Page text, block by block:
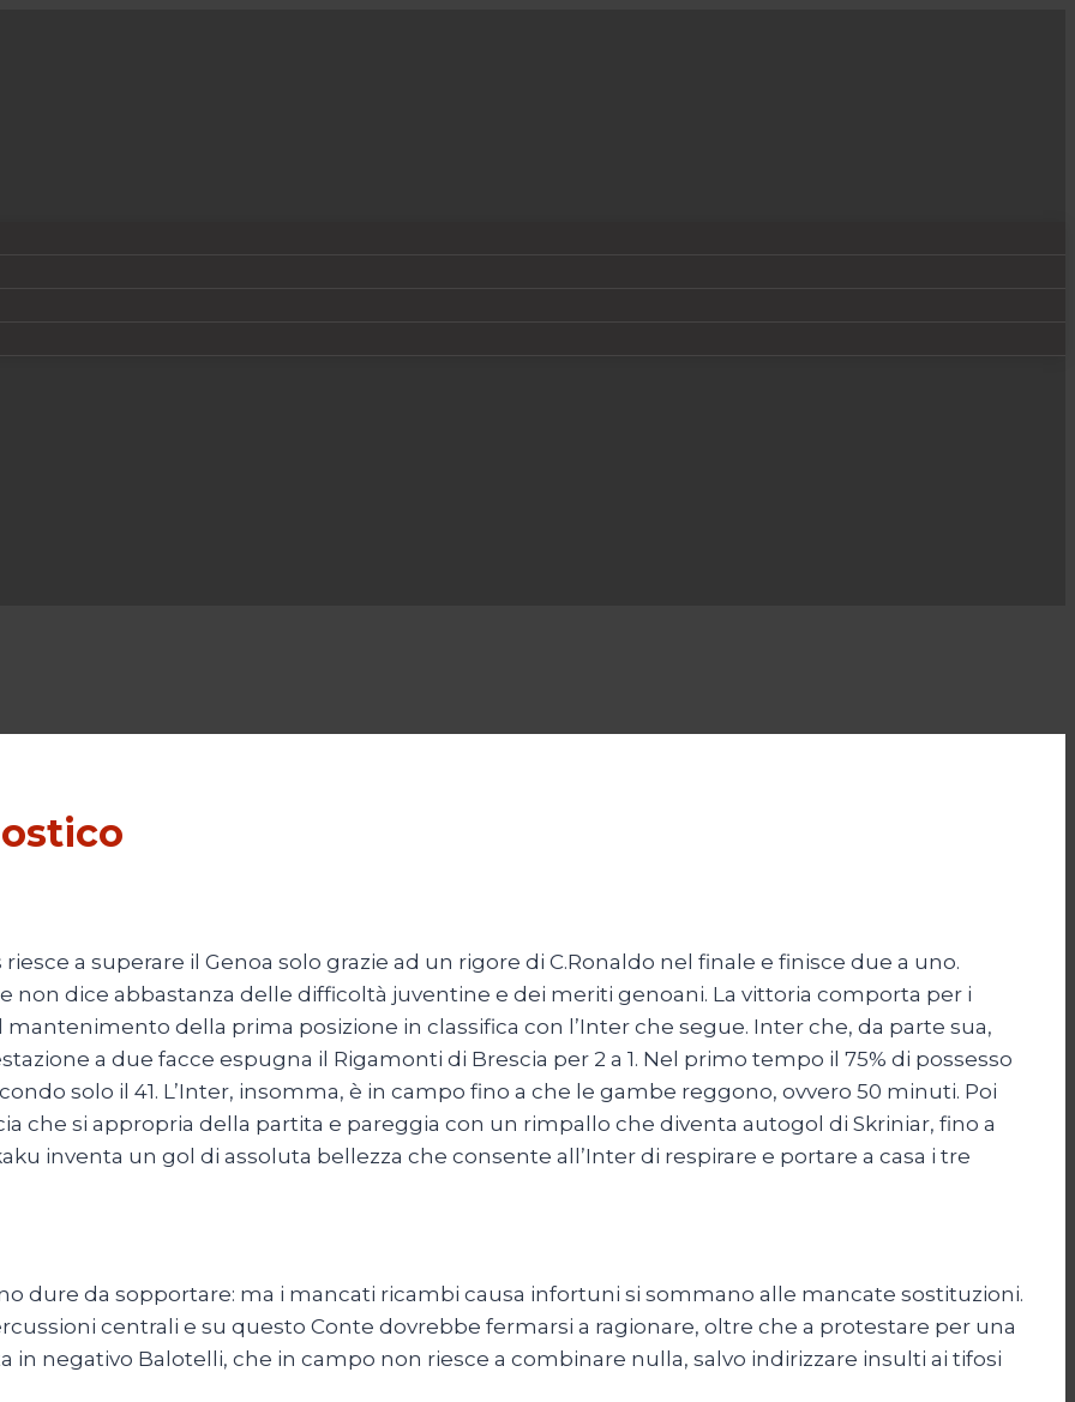
riesce a superare il Genoa solo grazie ad un rigore di C.Ronaldo nel finale e finisce due a uno.
non dice abbastanza delle difficoltà juventine e dei meriti genoani. La vittoria comporta per i
mantenimento della prima posizione in classifica con l’Inter che segue. Inter che, da parte sua,
a due facce espugna il Rigamonti di Brescia per 2 a 1. Nel primo tempo il 75% di possesso
solo il 41. L’Inter, insomma, è in campo fino a che le gambe reggono, ovvero 50 minuti. Poi
che si appropria della partita e pareggia con un rimpallo che diventa autogol di Skriniar, fino a
inventa un gol di assoluta bellezza che consente all’Inter di respirare e portare a casa i tre
dure da sopportare: ma i mancati ricambi causa infortuni si sommano alle mancate sostituzioni.
centrali e su questo Conte dovrebbe fermarsi a ragionare, oltre che a protestare per una
in negativo Balotelli, che in campo non riesce a combinare nulla, salvo indirizzare insulti ai tifosi